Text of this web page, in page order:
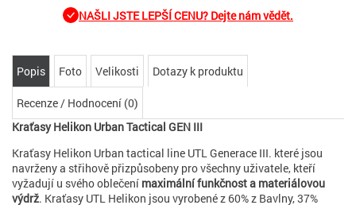
NAŠLI JSTE LEPŠÍ CENU? Dejte nám vědět.
Popis Foto Velikosti Dotazy k produktu
Recenze / Hodnocení (0)
Kraťasy Helikon Urban Tactical GEN III
Kraťasy Helikon Urban tactical line UTL Generace III. které jsou
navrženy a střihově přizpůsobeny pro všechny uživatele, kteří
vyžadují u svého oblečení maximální funkčnost a materiálovou
výdrž. Kraťasy UTL Helikon jsou vyrobené z 60% z Bavlny, 37%